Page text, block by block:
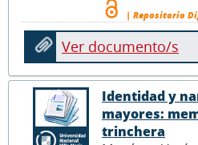
| Repositorio
Ver documento/s
Identidad y
mayores:
trinchera